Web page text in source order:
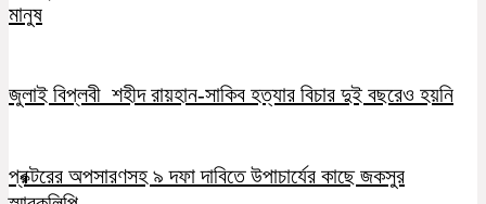
মানুষ
জুলাই বিপ্লবী শহীদ রায়হান-সাকিব হত্যার বিচার দুই বছরেও হয়নি
প্রক্টরের অপসারণসহ ৯ দফা দাবিতে উপাচার্যের কাছে জকসুর